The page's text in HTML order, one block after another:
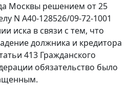
Москвы решением от 25
N А40-128526/09-72-1001
иска в связи с тем, что
должника и кредитора
413 Гражданского
обязательство было